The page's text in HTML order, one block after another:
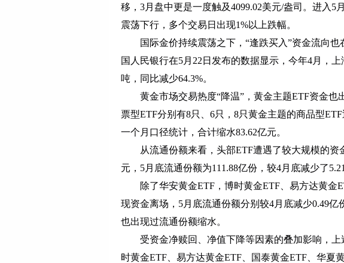
移，3月盘中更是一度触及4099.02美元/盎司。进入5
震荡下行，多个交易日出现1%以上跌幅。
国际金价持续震荡之下，“逢跌买入”资金流向也
国人民银行在5月22日发布的数据显示，今年4月，
吨，同比减少64.3%。
黄金市场交易热度“降温”，黄金主题ETF资金也
票型ETF分别有8只、6只，8只黄金主题的商品型
一个月口径统计，合计缩水83.62亿元。
从流通份额来看，头部ETF遭遇了较大规模的资
元，5月底流通份额为111.88亿份，较4月底减少了
除了华安黄金ETF，博时黄金ETF、易方达黄金
现资金离场，5月底流通份额分别较4月底减少0.49亿
也出现过流通份额缩水。
受资金净赎回、净值下降等因素的叠加影响，上
时黄金ETF、易方达黄金ETF、国泰黄金ETF、华夏